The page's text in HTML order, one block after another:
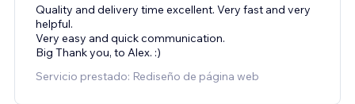
Quality and delivery time excellent. Very fast and very
helpful.
Very easy and quick communication.
Big Thank you, to Alex. :)
Servicio prestado: Rediseño de página web